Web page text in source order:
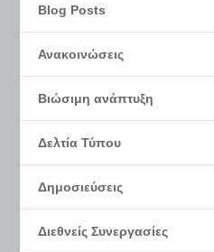
Blog Posts
Ανακοινώσεις
Βιώσιμη ανάπτυξη
Δελτία Τύπου
Δημοσιεύσεις
Διεθνείς Συνεργασίες